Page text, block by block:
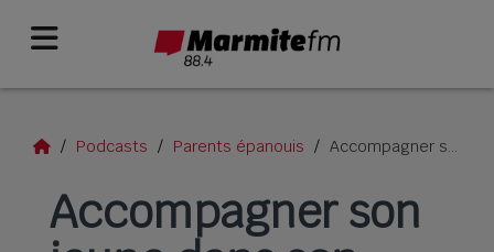
Podcasts Parents épanouis Accompagner son jeune dans son orientation
Accompagner son